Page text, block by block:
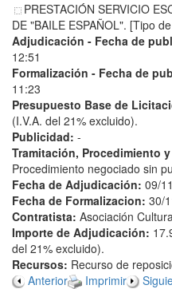
PRESTACIÓN SERVICIO
DE "BAILE ESPAÑOL". [Tipo
Adjudicación - Fecha de
12:51
Formalización - Fecha de
11:23
Presupuesto Base de
(I.V.A. del 21% excluido).
Publicidad: -
Tramitación, Procedimiento
Procedimiento negociado sin
Fecha de Adjudicación: 09/
Fecha de Formalizacion: 30/
Contratista: Asociación
Importe de Adjudicación:
del 21% excluido).
Recursos: Recurso de
Anterior
Imprimir